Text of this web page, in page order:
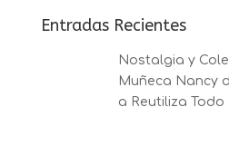
Entradas Recientes
Nostalgia y
Muñeca Nancy
a Reutiliza Todo